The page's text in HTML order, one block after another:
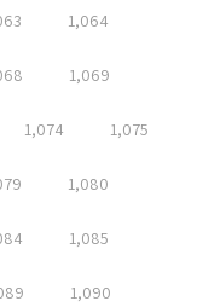
1,064
1,069
1,074 1,075
1,080
1,085
1,090